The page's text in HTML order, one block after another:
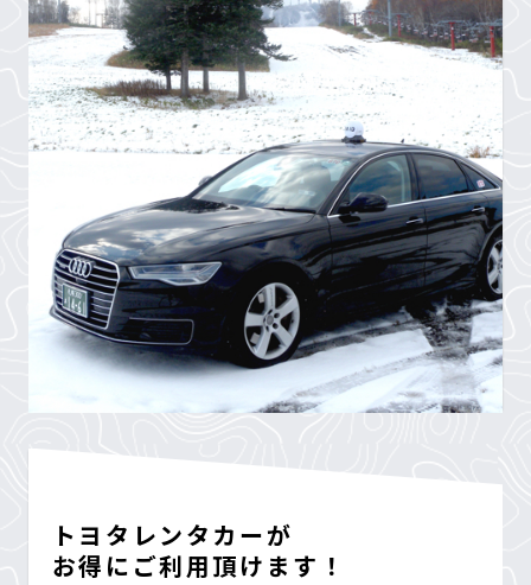
トヨタレンタカーが
お得にご利用頂けます！